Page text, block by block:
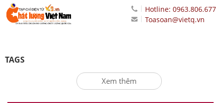
Hotline: 0963.806.677
Toasoan@vietq.vn
TAGS
Xem thêm